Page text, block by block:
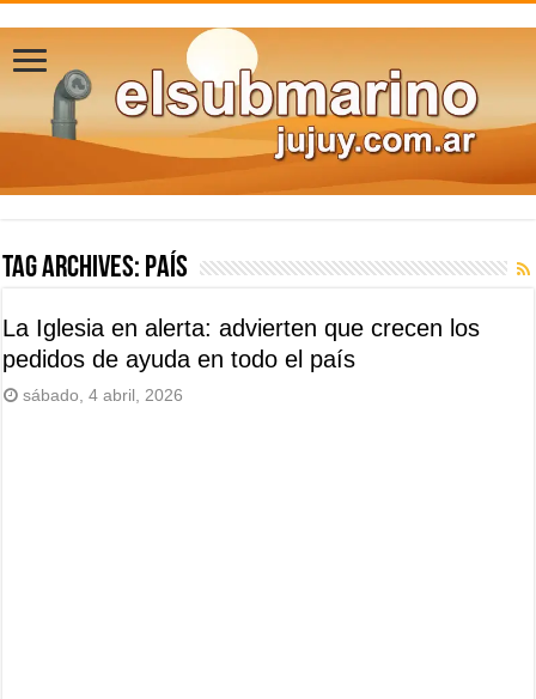
Tag Archives: país
La Iglesia en alerta: advierten que crecen los
pedidos de ayuda en todo el país
sábado, 4 abril, 2026